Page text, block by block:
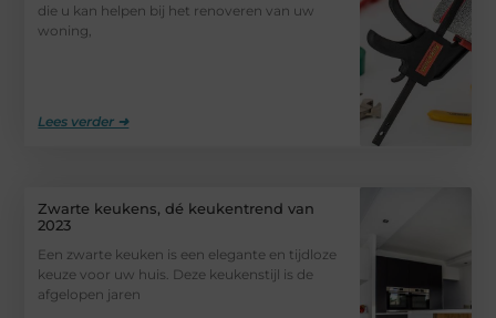
die u kan helpen bij het renoveren van uw
woning,
Lees verder ➜
Zwarte keukens, dé keukentrend van
2023
Een zwarte keuken is een elegante en tijdloze
keuze voor uw huis. Deze keukenstijl is de
afgelopen jaren